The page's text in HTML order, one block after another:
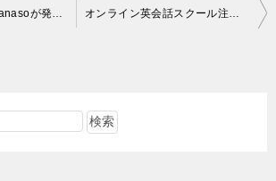
オンライン英会話hanasoが発音トレーニングリリース、キャンペーンも実施中！ オンライン英会話スクール注目度調査、GW時の注目度はどうだったか？